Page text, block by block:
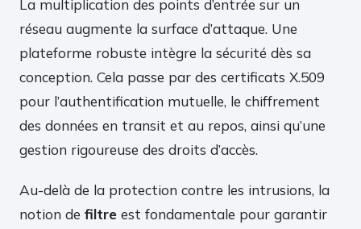
La multiplication des points d’entrée sur un
réseau augmente la surface d’attaque. Une
plateforme robuste intègre la sécurité dès sa
conception. Cela passe par des certificats X.509
pour l’authentification mutuelle, le chiffrement
des données en transit et au repos, ainsi qu’une
gestion rigoureuse des droits d’accès.
Au-delà de la protection contre les intrusions, la
notion de filtre est fondamentale pour garantir